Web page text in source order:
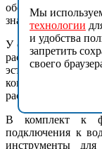
оборудованы
значительно
У стандартных
расположены
эстетического
компактный
располагаются
В комплект к
подключения к
инструменты
Мы
технологии
и удобства
запретить
своего